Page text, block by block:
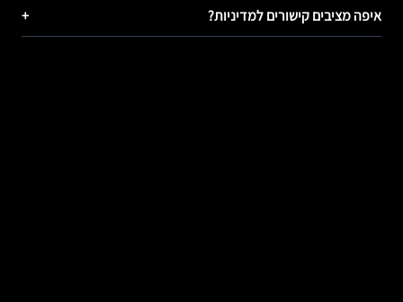
איפה מציבים קישורים למדיניות? +